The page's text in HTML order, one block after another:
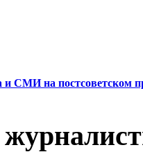
и СМИ на постсоветском